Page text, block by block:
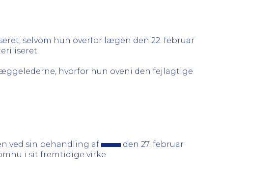
selvom hun overfor lægen den 22. februar
hvorfor hun oveni den fejlagtige
ved sin behandling af
den 27. februar
i sit fremtidige virke.